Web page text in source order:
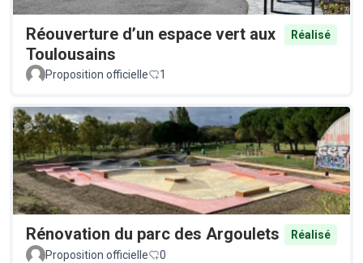
Réouverture d’un espace vert aux
Toulousains
Réalisé
Proposition officielle 1
Rénovation du parc des Argoulets
Réalisé
Proposition officielle
0